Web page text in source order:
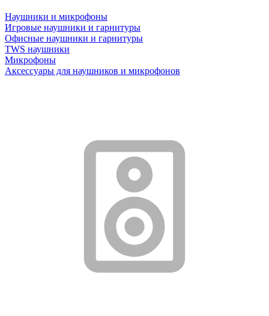
Наушники и микрофоны
Игровые наушники и гарнитуры
Офисные наушники и гарнитуры
TWS наушники
Микрофоны
Аксессуары для наушников и микрофонов